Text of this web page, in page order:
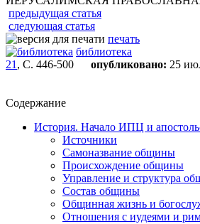
предыдущая статья
следующая статья
печать
библиотека
21 , С. 446-500 опубликовано: 25
Содержание
История. Начало ИПЦ и
Источники
Самоназвание общины
Происхождение общины
Управление и структура
Состав общины
Общинная жизнь и
Отношения с иудеями и